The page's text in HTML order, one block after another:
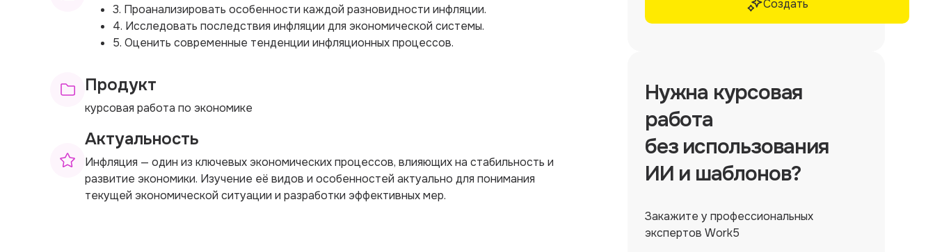
3. Проанализировать особенности каждой разновидности инфляции.
4. Исследовать последствия инфляции для экономической системы.
5. Оценить современные тенденции инфляционных процессов.
Продукт
курсовая работа по экономике
Актуальность
Инфляция — один из ключевых экономических процессов, влияющих на стабильность и
развитие экономики. Изучение её видов и особенностей актуально для понимания
текущей экономической ситуации и разработки эффективных мер.
Создать
Нужна курсовая
работа
без использования
ИИ и шаблонов?
Закажите у профессиональных
экспертов Work5